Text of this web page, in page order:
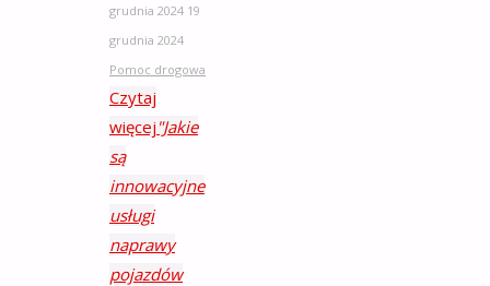
grudnia 2024 19
grudnia 2024
Pomoc drogowa
Czytaj
więcej "Jakie
są
innowacyjne
usługi
naprawy
pojazdów